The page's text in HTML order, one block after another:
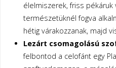
élelmiszerek, friss pékáruk
természetüknél fogva
hétig várakozzanak, majd
Lezárt csomagolású
felbontod a celofánt egy